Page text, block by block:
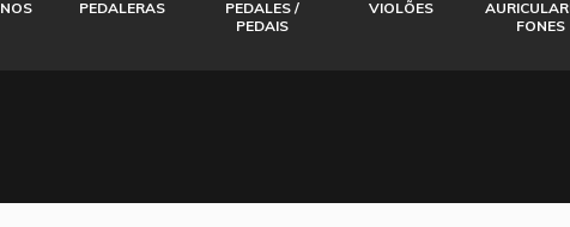
PEDALERAS
PEDALES /
PEDAIS
VIOLÕES
FONES